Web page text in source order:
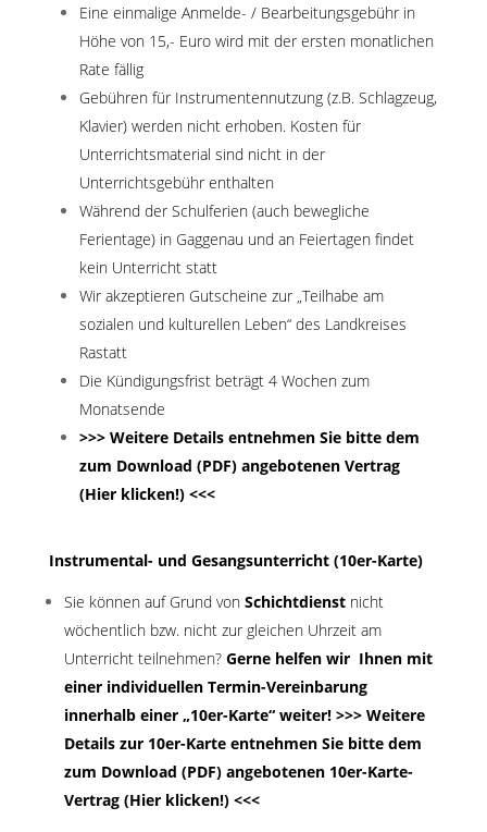
Eine einmalige Anmelde- / Bearbeitungsgebühr in
Höhe von 15,- Euro wird mit der ersten monatlichen
Rate fällig
Gebühren für Instrumentennutzung (z.B. Schlagzeug,
Klavier) werden nicht erhoben. Kosten für
Unterrichtsmaterial sind nicht in der
Unterrichtsgebühr enthalten
Während der Schulferien (auch bewegliche
Ferientage) in Gaggenau und an Feiertagen findet
kein Unterricht statt
Wir akzeptieren Gutscheine zur „Teilhabe am
sozialen und kulturellen Leben“ des Landkreises
Rastatt
Die Kündigungsfrist beträgt 4 Wochen zum
Monatsende
>>> Weitere Details entnehmen Sie bitte dem
zum Download (PDF) angebotenen Vertrag
(Hier klicken!) <<<
Instrumental- und Gesangsunterricht (10er-Karte)
Sie können auf Grund von Schichtdienstnicht
wöchentlich bzw. nicht zur gleichen Uhrzeit am
Unterricht teilnehmen? Gerne helfen wir Ihnen mit
einer individuellen Termin-Vereinbarung
innerhalb einer „10er-Karte“ weiter! >>> Weitere
Details zur 10er-Karte entnehmen Sie bitte dem
zum Download (PDF) angebotenen 10er-Karte-
Vertrag (Hier klicken!) <<<